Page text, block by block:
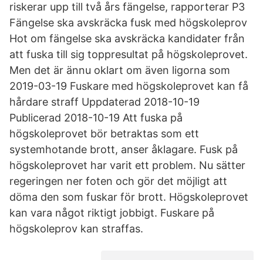
riskerar upp till två års fängelse, rapporterar P3
Fängelse ska avskräcka fusk med högskoleprov
Hot om fängelse ska avskräcka kandidater från
att fuska till sig toppresultat på högskoleprovet.
Men det är ännu oklart om även ligorna som
2019-03-19 Fuskare med högskoleprovet kan få
hårdare straff Uppdaterad 2018-10-19
Publicerad 2018-10-19 Att fuska på
högskoleprovet bör betraktas som ett
systemhotande brott, anser åklagare. Fusk på
högskoleprovet har varit ett problem. Nu sätter
regeringen ner foten och gör det möjligt att
döma den som fuskar för brott. Högskoleprovet
kan vara något riktigt jobbigt. Fuskare på
högskoleprov kan straffas.